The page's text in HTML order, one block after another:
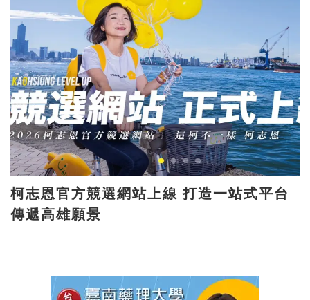
柯志恩官方競選網站上線 打造一站式平台
傳遞高雄願景